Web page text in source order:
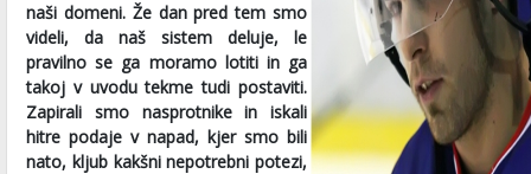
naši domeni. Že dan pred tem smo
videli, da naš sistem deluje, le
pravilno se ga moramo lotiti in ga
takoj v uvodu tekme tudi postaviti.
Zapirali smo nasprotnike in iskali
hitre podaje v napad, kjer smo bili
nato, kljub kakšni nepotrebni potezi,